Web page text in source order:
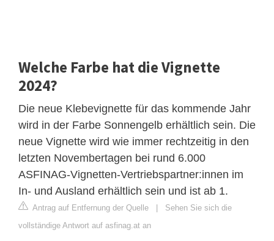
Welche Farbe hat die Vignette
2024?
Die neue Klebevignette für das kommende Jahr
wird in der Farbe Sonnengelb erhältlich sein. Die
neue Vignette wird wie immer rechtzeitig in den
letzten Novembertagen bei rund 6.000
ASFINAG-Vignetten-Vertriebspartner:innen im
In- und Ausland erhältlich sein und ist ab 1.
Antrag auf Entfernung der Quelle | Sehen Sie sich die
vollständige Antwort auf asfinag.at an